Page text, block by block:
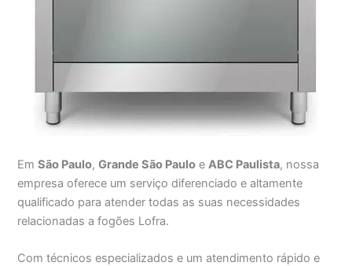
EmSão Paulo,Grande São Paulo e ABC Paulista, nossa
empresa oferece um serviço diferenciado e altamente
qualificado para atender todas as suas necessidades
relacionadas a fogões Lofra.
Com técnicos especializados e um atendimento rápido e